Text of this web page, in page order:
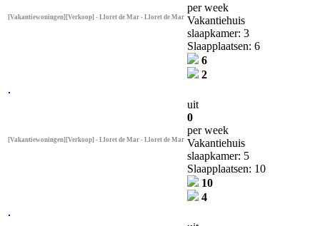
[Vakantiewoningen][Verkoop] - Lloret de Mar - Lloret de Mar
per week
Vakantiehuis
slaapkamer: 3
Slaapplaatsen: 6
6
2
[Vakantiewoningen][Verkoop] - Lloret de Mar - Lloret de Mar
uit
0
per week
Vakantiehuis
slaapkamer: 5
Slaapplaatsen: 10
10
4